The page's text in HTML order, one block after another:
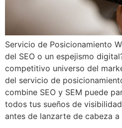
Servicio de Posicionamiento
del SEO o un espejismo
competitivo universo del
del servicio de
combine SEO y SEM puede
todos tus sueños de
antes de lanzarte de cabeza